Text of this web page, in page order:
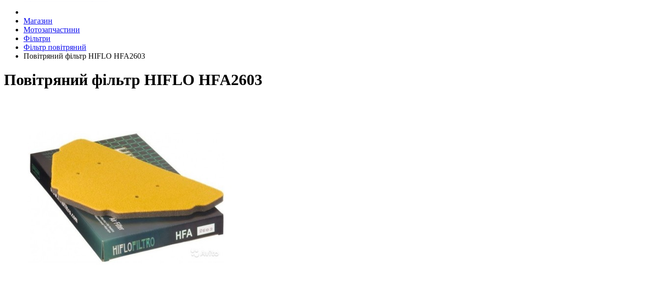
Магазин
Мотозапчастини
Фільтри
Фільтр повітряний
Повітряний фільтр HIFLO HFA2603
Повітряний фільтр HIFLO HFA2603